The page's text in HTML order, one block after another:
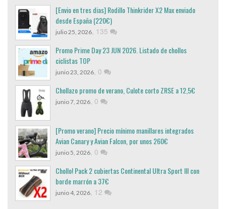
[Envio en tres dias] Rodillo Thinkrider X2 Max enviado
desde España (220€)
julio 25, 2026, 135
Promo Prime Day 23 JUN 2026. Listado de chollos
ciclistas TOP
junio 23, 2026, 0
Chollazo promo de verano, Culote corto ZRSE a 12,5€
junio 7, 2026, 0
[Promo verano] Precio mínimo manillares integrados
Avian Canary y Avian Falcon, por unos 260€
junio 5, 2026, 0
Chollo! Pack 2 cubiertas Continental Ultra Sport III con
borde marrón a 37€
junio 4, 2026, 12